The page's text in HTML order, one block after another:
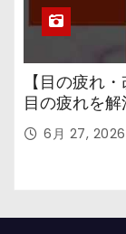
【目の疲れ
目の疲れを
市の女性・美
6月 27, 2026